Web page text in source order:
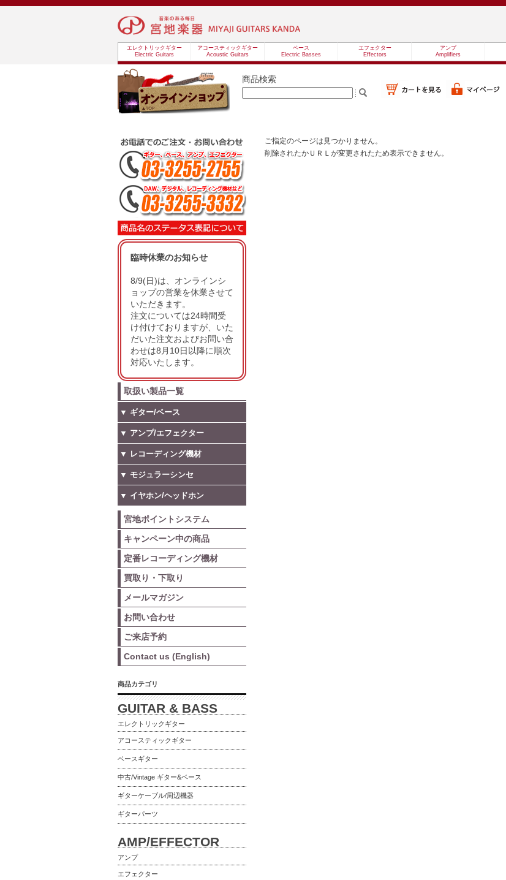
エレクトリックギター
Electric Guitars
アコースティックギター
Acoustic Guitars
ベース
Electric Basses
エフェクター
Effectors
アンプ
Amplifiers
商品検索
ご指定のページは見つかりません。
削除されたかＵＲＬが変更されたため表示できません。
臨時休業のお知らせ
8/9(日)は、オンラインシ
ョップの営業を休業させて
いただきます。
注文については24時間受
け付けておりますが、いた
だいた注文およびお問い合
わせは8月10日以降に順次
対応いたします。
取扱い製品一覧
▼ ギター/ベース
▼ アンプ/エフェクター
▼ レコーディング機材
▼ モジュラーシンセ
▼ イヤホン/ヘッドホン
宮地ポイントシステム
キャンペーン中の商品
定番レコーディング機材
買取り・下取り
メールマガジン
お問い合わせ
ご来店予約
Contact us (English)
商品カテゴリ
GUITAR & BASS
エレクトリックギター
アコースティックギター
ベースギター
中古/Vintage ギター&ベース
ギターケーブル/周辺機器
ギターパーツ
AMP/EFFECTOR
アンプ
エフェクター